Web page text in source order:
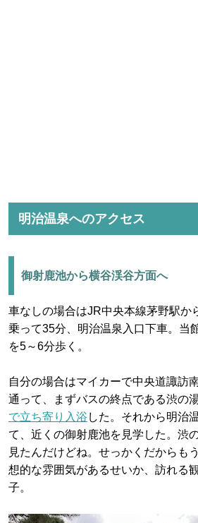
明治温泉へのアクセス
御射鹿池から横谷渓谷方面へ
車なしの場合はJR中央本線茅野駅か
乗って35分、明治温泉入口下車。当
を5～6分歩く。
自分の場合はマイカーで中央道諏訪
通って、まずバスの終点である渋の
で立ち寄り入浴 した。それから明治
て、近くの御射鹿池を見学した。渋
見たんだけどね。せっかくだからも
想的な雰囲気があるせいか、訪れる
子。